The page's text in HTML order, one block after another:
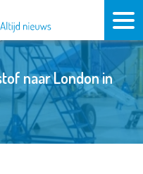
naar London in